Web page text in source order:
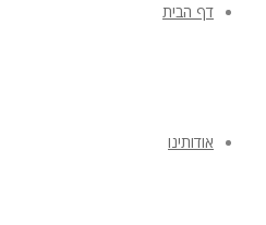
דף הבית
אודותינו